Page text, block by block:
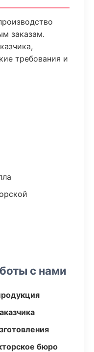
заказам.
требования и
с нами
бюро